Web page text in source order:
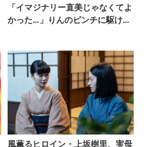
「イマジナリー直美じゃなくてよ
かった…」りんのピンチに駆けつ
風薫るヒロイン・上坂樹里、実母